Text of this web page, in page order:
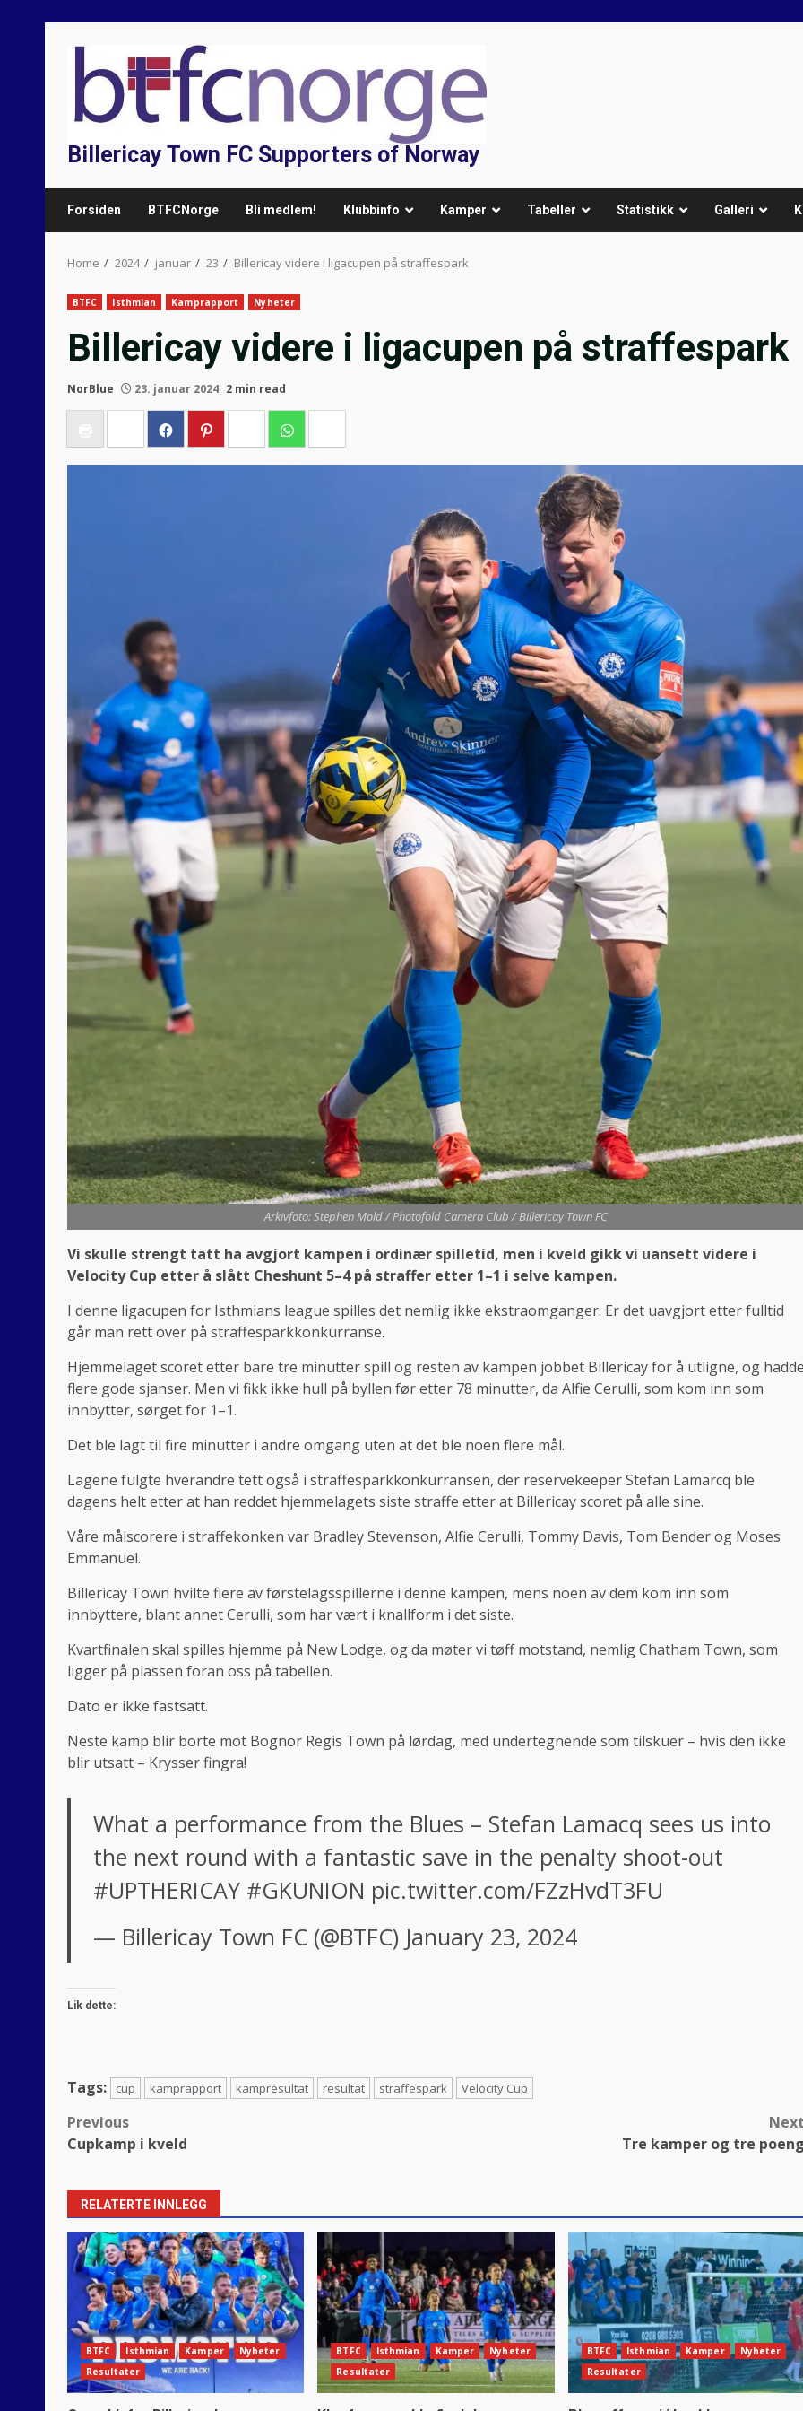
content
Billericay Town FC Supporters of Norway
Forsiden BTFCNorge Bli medlem! Klubbinfo Kamper Tabeller Statistikk Galleri
Home 2024 januar 23 Billericay videre i ligacupen på straffespark
BTFC Isthmian Kamprapport Nyheter
Billericay videre i ligacupen på straffespark
NorBlue 23. januar 2024 2 min read
Arkivfoto: Stephen Mold / Photofold Camera Club / Billericay Town FC
Vi skulle strengt tatt ha avgjort kampen i ordinær spilletid, men i kveld gikk vi uansett videre i
Velocity Cup etter å slått Cheshunt 5–4 på straffer etter 1–1 i selve kampen.
I denne ligacupen for Isthmians league spilles det nemlig ikke ekstraomganger. Er det uavgjort etter fulltid
går man rett over på straffesparkkonkurranse.
Hjemmelaget scoret etter bare tre minutter spill og resten av kampen jobbet Billericay for å utligne, og
flere gode sjanser. Men vi fikk ikke hull på byllen før etter 78 minutter, da Alfie Cerulli, som kom inn som
innbytter, sørget for 1–1.
Det ble lagt til fire minutter i andre omgang uten at det ble noen flere mål.
Lagene fulgte hverandre tett også i straffesparkkonkurransen, der reservekeeper Stefan Lamarcq ble
dagens helt etter at han reddet hjemmelagets siste straffe etter at Billericay scoret på alle sine.
Våre målscorere i straffekonken var Bradley Stevenson, Alfie Cerulli, Tommy Davis, Tom Bender og Moses
Emmanuel.
Billericay Town hvilte flere av førstelagsspillerne i denne kampen, mens noen av dem kom inn som
innbyttere, blant annet Cerulli, som har vært i knallform i det siste.
Kvartfinalen skal spilles hjemme på New Lodge, og da møter vi tøff motstand, nemlig Chatham Town, som
ligger på plassen foran oss på tabellen.
Dato er ikke fastsatt.
Neste kamp blir borte mot Bognor Regis Town på lørdag, med undertegnende som tilskuer – hvis den ikke
blir utsatt – Krysser fingra!
What a performance from the Blues – Stefan Lamacq sees us into
the next round with a fantastic save in the penalty shoot-out
#UPTHERICAY #GKUNION pic.twitter.com/FZzHvdT3FU
— Billericay Town FC (@BTFC) January 23, 2024
Lik dette:
Tags: cup kamprapport kampresultat resultat straffespark Velocity Cup
Post
navigation
Previous
Cupkamp i kveld
Tre kamper og tre
RELATERTE INNLEGG
BTFC Isthmian Kamper
Nyheter
Resultater
BTFC Isthmian Kamper
Nyheter
Resultater
BTFC Isthmian Kamper
Nyheter
Resultater